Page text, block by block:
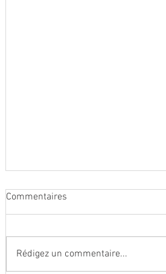
Commentaires
Rédigez un commentaire...